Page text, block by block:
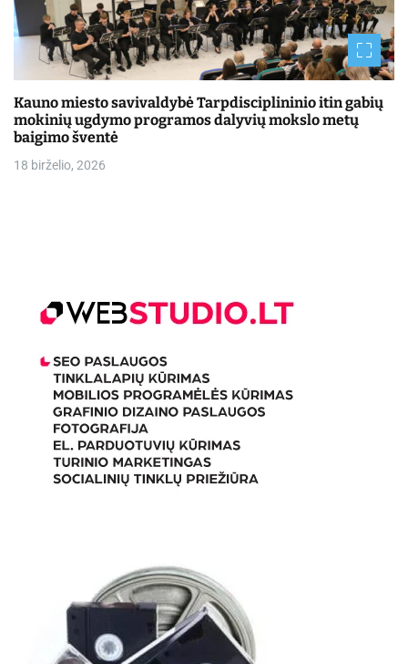
Kauno miesto savivaldybė Tarpdisciplininio itin gabių
mokinių ugdymo programos dalyvių mokslo metų
baigimo šventė
18 birželio, 2026